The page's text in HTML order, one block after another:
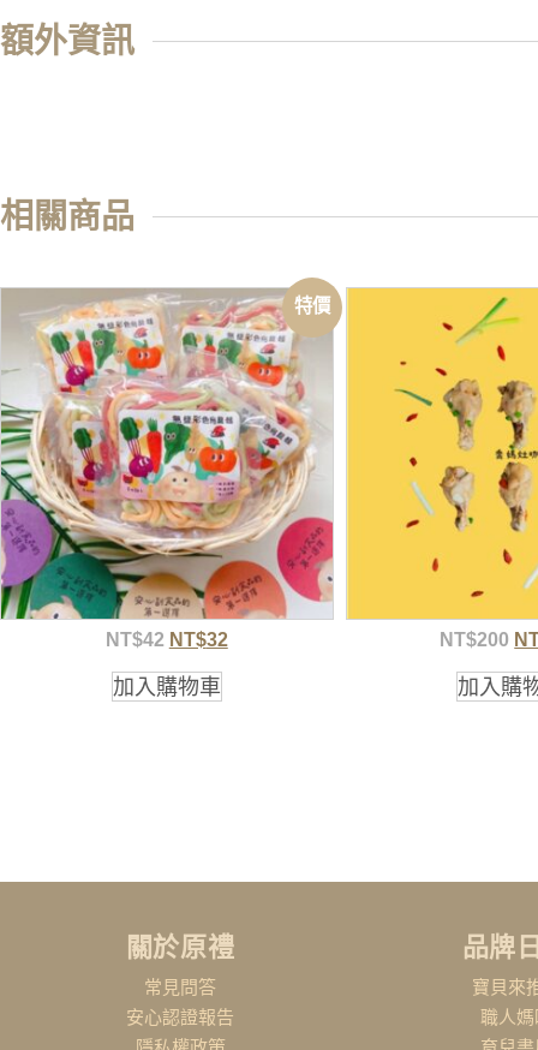
額外資訊
相關商品
特價
NT$42 NT$32
加入購物車
NT$200
加入購
關於原禮
常見問答
安心認證報告
品牌
寶貝來
職人媽